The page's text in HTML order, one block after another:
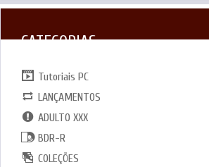
CATEGORIAS
Tutoriais PC
LANÇAMENTOS
ADULTO XXX
BDR-R
COLEÇÕES